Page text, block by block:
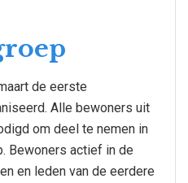
de eerste
Alle bewoners uit
om deel te nemen in
Bewoners actief in de
en leden van de eerdere